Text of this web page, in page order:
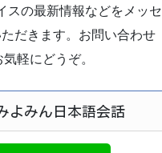
スの最新情報などをメッセ
だきます。お問い合わせ
軽にどうぞ。
よみん日本語会話